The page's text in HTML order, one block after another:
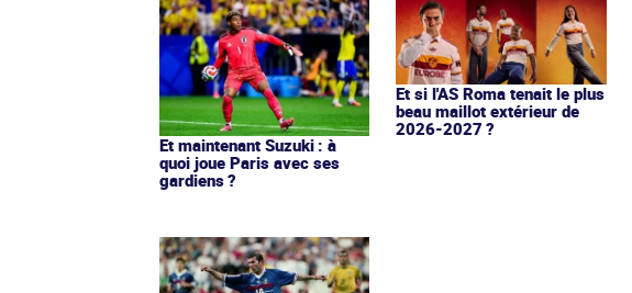
Et maintenant Suzuki : à
quoi joue Paris avec ses
gardiens ?
Et si l'AS Roma tenait le plus
beau maillot extérieur de
2026-2027 ?